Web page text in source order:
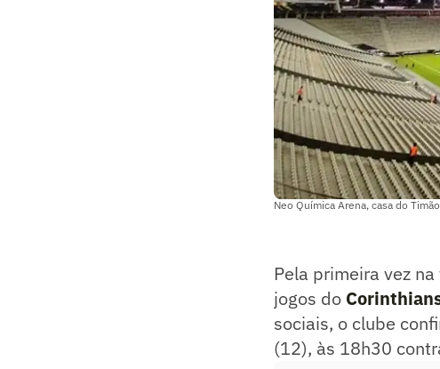
Neo Química Arena, casa do
Pela primeira vez
jogos do
sociais, o clube
(12), às 18h30